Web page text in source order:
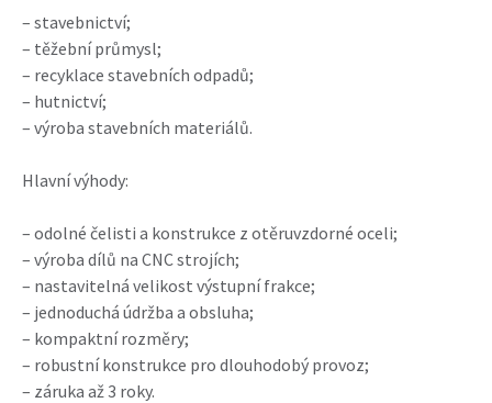
– stavebnictví;
– těžební průmysl;
– recyklace stavebních odpadů;
– hutnictví;
– výroba stavebních materiálů.
Hlavní výhody:
– odolné čelisti a konstrukce z otěruvzdorné oceli;
– výroba dílů na CNC strojích;
– nastavitelná velikost výstupní frakce;
– jednoduchá údržba a obsluha;
– kompaktní rozměry;
– robustní konstrukce pro dlouhodobý provoz;
– záruka až 3 roky.